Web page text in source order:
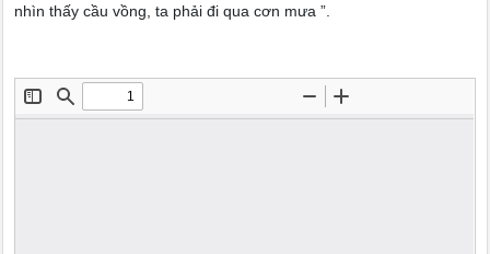
nhìn thấy cầu vồng, ta phải đi qua cơn mưa ”.